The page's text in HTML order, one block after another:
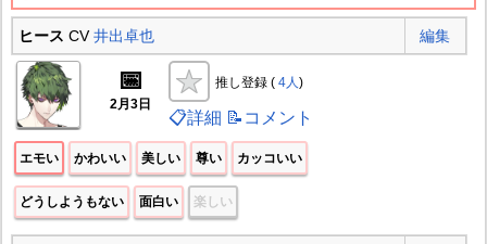
ヒース CV井出卓也 編集
📅
2月3日
推し登録 ( 4人 )
📋詳細 📝コメント
エモい かわいい 美しい 尊い カッコいい
どうしようもない 面白い 楽しい